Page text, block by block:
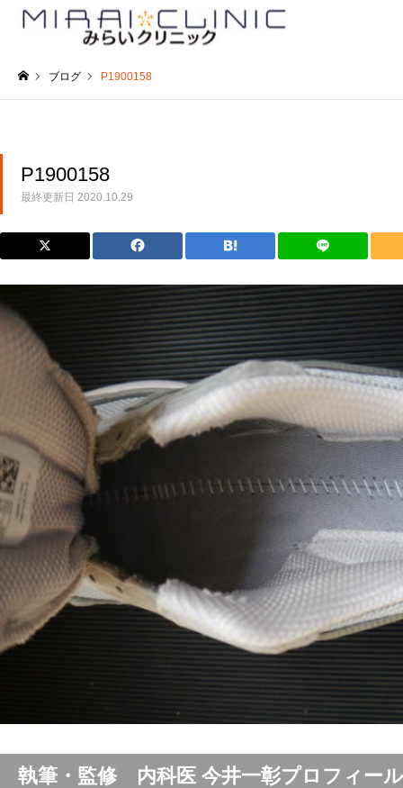
ブログ P1900158
P1900158
最終更新日 2020.10.29
執筆・監修 内科医 今井一彰プロフィール